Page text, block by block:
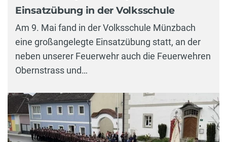
Einsatzübung in der Volksschule
Am 9. Mai fand in der Volksschule Münzbach
eine großangelegte Einsatzübung statt, an der
neben unserer Feuerwehr auch die Feuerwehren
Obernstrass und…